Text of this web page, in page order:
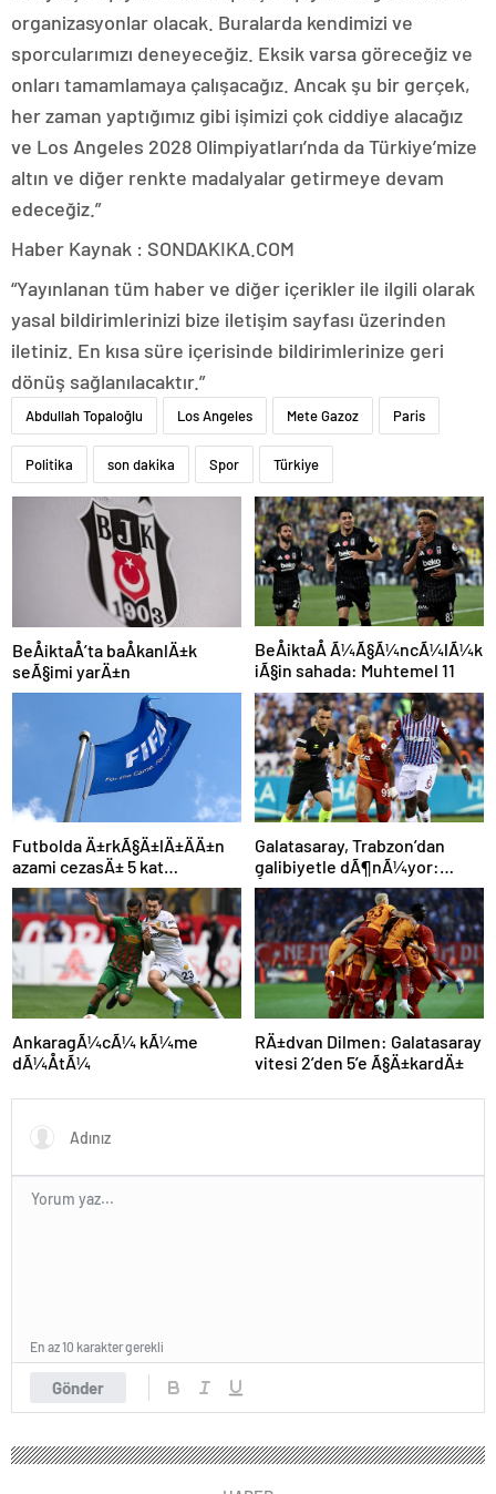
organizasyonlar olacak. Buralarda kendimizi ve
sporcularımızı deneyeceğiz. Eksik varsa göreceğiz ve
onları tamamlamaya çalışacağız. Ancak şu bir gerçek,
her zaman yaptığımız gibi işimizi çok ciddiye alacağız
ve Los Angeles 2028 Olimpiyatları’nda da Türkiye’mize
altın ve diğer renkte madalyalar getirmeye devam
edeceğiz.”
Haber Kaynak : SONDAKIKA.COM
“Yayınlanan tüm haber ve diğer içerikler ile ilgili olarak
yasal bildirimlerinizi bize iletişim sayfası üzerinden
iletiniz. En kısa süre içerisinde bildirimlerinize geri
dönüş sağlanılacaktır.”
Abdullah Topaloğlu Los Angeles Mete Gazoz Paris
Politika son dakika Spor Türkiye
BeÅiktaÅ’ta baÅkanlÄ±k
seÃ§imi yarÄ±n
BeÅiktaÅ Ã¼Ã§Ã¼ncÃ¼lÃ¼k
iÃ§in sahada: Muhtemel 11
Futbolda Ä±rkÃ§Ä±lÄ±ÄÄ±n
azami cezasÄ± 5 kat
arttÄ±rÄ±ldÄ±
Galatasaray, Trabzon’dan
galibiyetle dÃ¶nÃ¼yor:
ÅampiyonluÄa 1 puan kaldÄ±!
AnkaragÃ¼cÃ¼ kÃ¼me
dÃ¼ÅtÃ¼
RÄ±dvan Dilmen: Galatasaray
vitesi 2’den 5’e Ã§Ä±kardÄ±
Gönder
En az 10 karakter gerekli